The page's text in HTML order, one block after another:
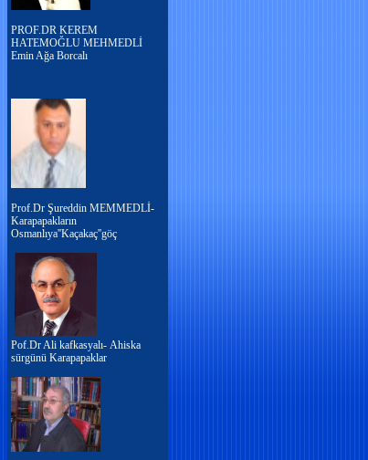
PROF.DR KEREM
HATEMOĞLU MEHMEDLİ
Emin Ağa Borcalı
Prof.Dr Şureddin MEMMEDLİ-
Karapapakların
Osmanlıya''Kaçakaç''göç
Pof.Dr Ali kafkasyalı- Ahiska
sürgünü Karapapaklar